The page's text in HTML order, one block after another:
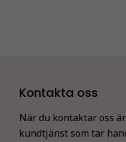
Kontakta oss
När du kontaktar oss
kundtjänst som tar